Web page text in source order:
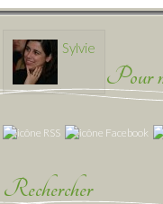
Sylvie
Pour
Rechercher